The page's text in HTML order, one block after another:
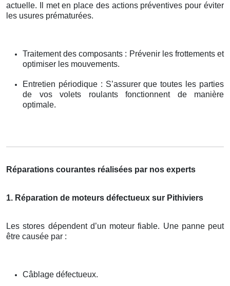
actuelle. Il met en place des actions préventives pour éviter
les usures prématurées.
Traitement des composants : Prévenir les frottements et
optimiser les mouvements.
Entretien périodique : S’assurer que toutes les parties
de vos volets roulants fonctionnent de manière
optimale.
Réparations courantes réalisées par nos experts
1. Réparation de moteurs défectueux sur Pithiviers
Les stores dépendent d’un moteur fiable. Une panne peut
être causée par :
Câblage défectueux.